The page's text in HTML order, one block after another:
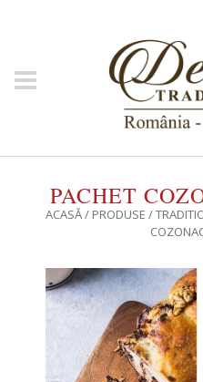
PACHET
ACASĂ/ PRODUSE /